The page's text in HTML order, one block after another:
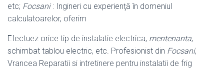
etc; Focsani: Ingineri cu experienţă în domeniul
calculatoarelor, oferim
Efectuez orice tip de instalatie electrica, mentenanta,
schimbat tablou electric, etc. Profesionist din Focsani,
Vrancea Reparatii si intretinere pentru instalatii de frig